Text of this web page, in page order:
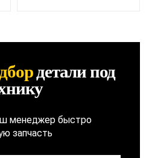
деталипод
менеджер быстро
запчасть